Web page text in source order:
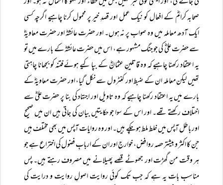
صحابہ کرامؓ کے افعال کو نیک عمل اور قصدِ خیر پر محمول کرنا چاہیے اگرچہ کسی
ایک آدھ معاملہ میں وہ صواب پر نہ ہوں۔ اور حضرت عائشہؓ اور حضرت معاویہؓ
سے حضرت علیؓ کی جو جنگ مشہور ہے، اس میں حضرت عائشہؓ کے بارے میں تو
یہ اعتقاد رکھنا چاہیے کہ وہ قاتلینِ عثمانؓ کے بپا کیے ہوئے فتنہ کو بجھانا چاہتی
تھیں لیکن معاملہ ان کے ضبط اور کنٹرول سے نکل گیا، اور حضرت معاویہؓ کے
بارے میں یہ اعتقاد رکھنا چاہیے کہ وہ تاویل اور اجتہاد کی بنا پر حضرت علیؓ سے
اختلاف رکھتے تھے۔ اور اس کے سوا جو حکایتیں بیان کی جاتی ہیں ان میں صحیح
اور باطل آپس میں خلط ملط ہو چکے ہیں۔ اور وہ روایات آپس میں بھی مختلف ہیں
جن کا اکثر و بیشتر حصہ روافض، خوارج اور ان کے اربابِ فضول کی اختراع ہے جو
ہر وقت من گھڑت اور جھوٹے قصے پھیلانے میں مصروف رہتے ہیں۔ پس
مناسب بات یہ ہے کہ جب تک کوئی روایت اصولِ روایت و درایت کی